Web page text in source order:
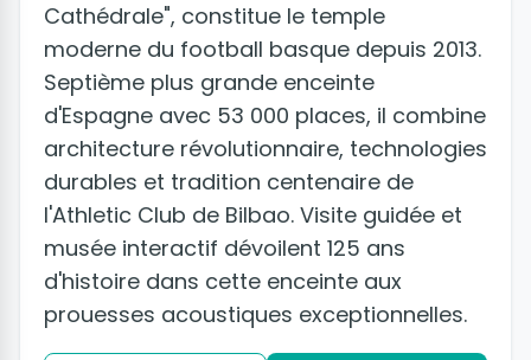
Cathédrale", constitue le temple
moderne du football basque depuis 2013.
Septième plus grande enceinte
d'Espagne avec 53 000 places, il combine
architecture révolutionnaire, technologies
durables et tradition centenaire de
l'Athletic Club de Bilbao. Visite guidée et
musée interactif dévoilent 125 ans
d'histoire dans cette enceinte aux
prouesses acoustiques exceptionnelles.